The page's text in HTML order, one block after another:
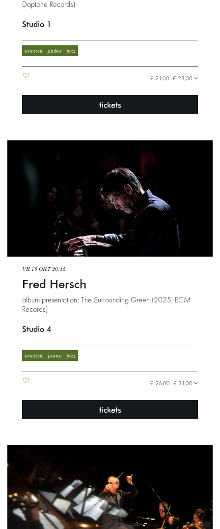
Daptone Records)
Studio 1
muziek global jazz
€ 21,00–€ 23,00
tickets
Fred Hersch
album presentation: The Surrounding Green (2025, ECM
Records)
VR 16 OKT20:15
Studio 4
muziek piano jazz
€ 26,00–€ 31,00
tickets